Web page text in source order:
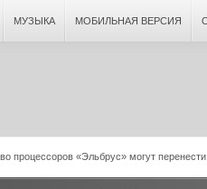
МУЗЫКА МОБИЛЬНАЯ ВЕРСИЯ
процессоров «Эльбрус» могут